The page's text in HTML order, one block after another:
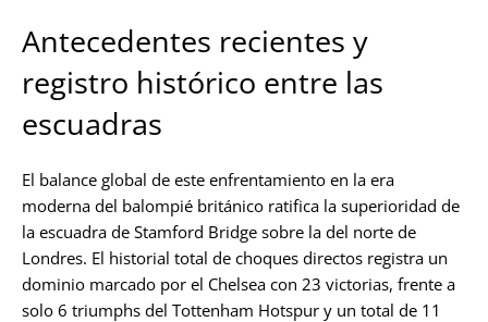
Antecedentes recientes y
registro histórico entre las
escuadras
El balance global de este enfrentamiento en la era
moderna del balompié británico ratifica la superioridad de
la escuadra de Stamford Bridge sobre la del norte de
Londres. El historial total de choques directos registra un
dominio marcado por el Chelsea con 23 victorias, frente a
solo 6 triumphs del Tottenham Hotspur y un total de 11